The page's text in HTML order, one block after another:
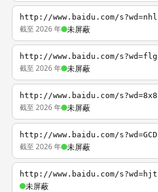
http://www.baidu.com/s?wd=nhl
截至 2026 年 未屏蔽
http://www.baidu.com/s?wd=flg
截至 2026 年 未屏蔽
http://www.baidu.com/s?wd=8x8
截至 2026 年 未屏蔽
http://www.baidu.com/s?wd=GCD
截至 2026 年 未屏蔽
http://www.baidu.com/s?wd=hjt
未屏蔽